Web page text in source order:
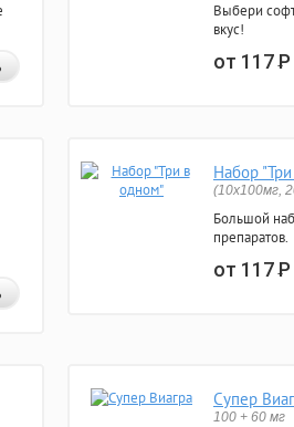
Выбери
вкус!
от 117Р
Набор
(10x100мг,
Большой
препаратов.
от 117Р
Супер
100 + 60 мг